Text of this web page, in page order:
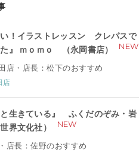
い！イラストレッスン クレパスで
』 ｍｏｍｏ （永岡書店）
NEW
店・店長：松下のおすすめ
店
と生きている』 ふくだのぞみ・岩
界文化社）
NEW
店長：佐野のおすすめ